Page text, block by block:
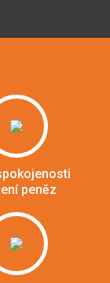
peněz